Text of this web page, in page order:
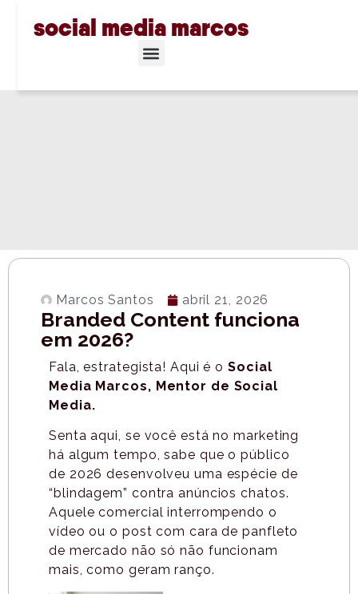
social media marcos
Marcos Santos abril 21, 2026
Branded Content funciona
em 2026?
Fala, estrategista! Aqui é oSocial
Media Marcos, Mentor de Social
Media.
Senta aqui, se você está no marketing
há algum tempo, sabe que o público
de 2026 desenvolveu uma espécie de
“blindagem” contra anúncios chatos.
Aquele comercial interrompendo o
vídeo ou o post com cara de panfleto
de mercado não só não funcionam
mais, como geram ranço.